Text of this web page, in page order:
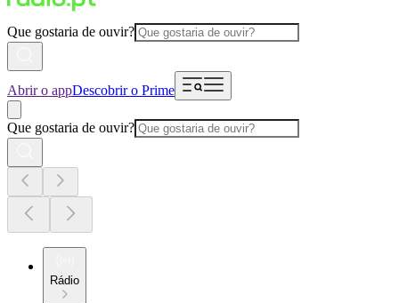
Que gostaria de ouvir?
Abrir o appDescobrir o Prime
Que gostaria de ouvir?
Rádio